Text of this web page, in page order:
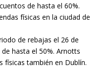
de hasta el 60%.
físicas en la ciudad de
de rebajas el 26 de
hasta el 50%. Arnotts
físicas también en Dublín.